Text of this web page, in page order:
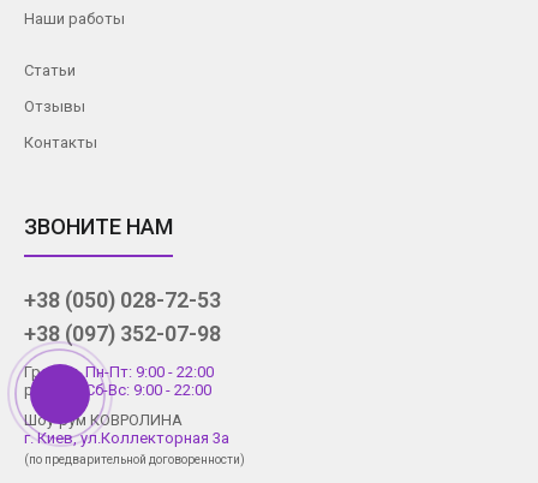
Наши работы
Статьи
Отзывы
Контакты
ЗВОНИТЕ НАМ
+38 (050) 028-72-53
+38 (097) 352-07-98
График
работы
Пн-Пт: 9:00 - 22:00
Сб-Вс: 9:00 - 22:00
Шоу-рум КОВРОЛИНА
г. Киев, ул.Коллекторная 3а
(по предварительной договоренности)